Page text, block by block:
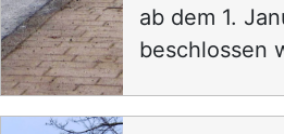
ab dem 1.
beschlossen